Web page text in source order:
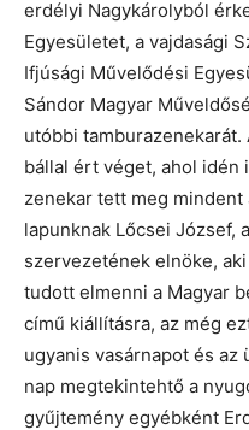
erdélyi Nagykárolyból
Egyesületet, a vajdasági
Ifjúsági Művelődési
Sándor Magyar
utóbbi tamburazenekarát.
bállal ért véget, ahol idén
zenekar tett meg
lapunknak Lőcsei József,
szervezetének elnöke,
tudott elmenni a Magyar
című kiállításra, az még
ugyanis vasárnapot és az
nap megtekintehtő a
gyűjtemény egyébként